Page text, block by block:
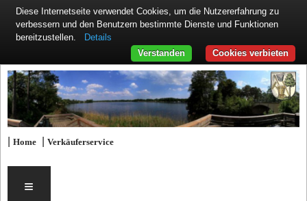
|Home |Verkäuferservice
≡
Diese Internetseite verwendet Cookies, um die Nutzererfahrung zu
verbessern und den Benutzern bestimmte Dienste und Funktionen
bereitzustellen.
Details
Cookies verbieten
Verstanden